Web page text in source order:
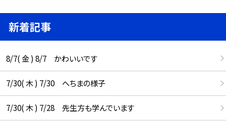
新着記事
8/7( 金 ) 8/7 かわいいです
7/30( 木 ) 7/30 へちまの様子
7/30( 木 ) 7/28 先生方も学んでいます